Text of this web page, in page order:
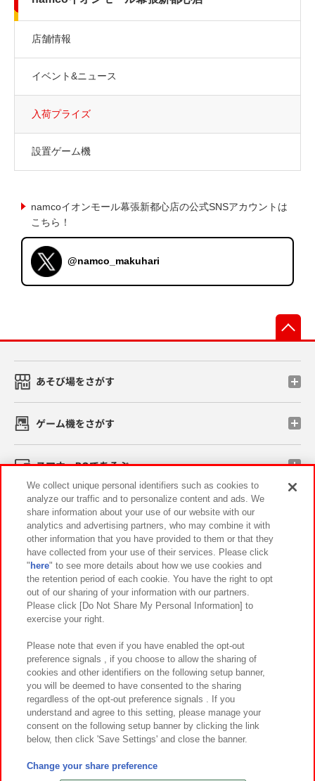
店舗情報
イベント&ニュース
入荷プライズ
設置ゲーム機
namcoイオンモール幕張新都心店の公式SNSアカウントは
こちら！
@namco_makuhari
あそび場をさがす
ゲーム機をさがす
スマホ・PCであそぶ
イベント・キャンペーン
関連会社 サステナビリティ サイトポリシー
プライバシーポリシー ウェブアクセシビリティ方針と検証結果
お取引先さまとともに
カスタマーハラスメント対応方針 よくあるご質問・お問い合わせ
©Bandai Namco Amusement Inc.
©Bandai Namco Amusement Lab Inc.
We collect unique personal identifiers such as cookies to
analyze our traffic and to personalize content and ads. We
share information about your use of our website with our
analytics and advertising partners, who may combine it with
other information that you have provided to them or that they
have collected from your use of their services. Please click
" here" to see more details about how we use cookies and
the retention period of each cookie. You have the right to opt
out of our sharing of your information with our partners.
Please click [Do Not Share My Personal Information] to
exercise your right.
Please note that even if you have enabled the opt-out
preference signals , if you choose to allow the sharing of
cookies and other identifiers on the following setup banner,
you will be deemed to have consented to the sharing
regardless of the opt-out preference signals . If you
understand and agree to this setting, please manage your
consent on the following setup banner by clicking the link
below, then click 'Save Settings' and close the banner.
Change your share preference